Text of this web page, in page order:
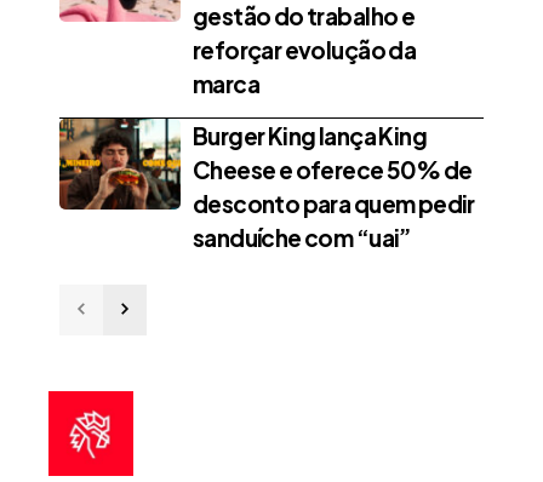
gestão do trabalho e
reforçar evolução da
marca
Burger King lança King
Cheese e oferece 50% de
desconto para quem pedir
sanduíche com “uai”